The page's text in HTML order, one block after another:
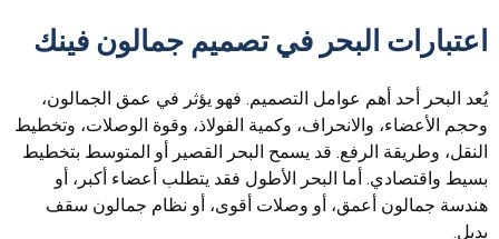
اعتبارات البحر في تصميم جمالون فينك
يُعد البحر أحد أهم عوامل التصميم. فهو يؤثر في عمق الجمالون،
وحجم الأعضاء، والانحراف، وكمية الفولاذ، وقوة الوصلات، وتخطيط
النقل، وطريقة الرفع. قد يسمح البحر القصير أو المتوسط بتخطيط
بسيط واقتصادي. أما البحر الأطول فقد يتطلب أعضاء أكبر، أو
هندسة جمالون أعمق، أو وصلات أقوى، أو نظام جمالون سقف
بديل.